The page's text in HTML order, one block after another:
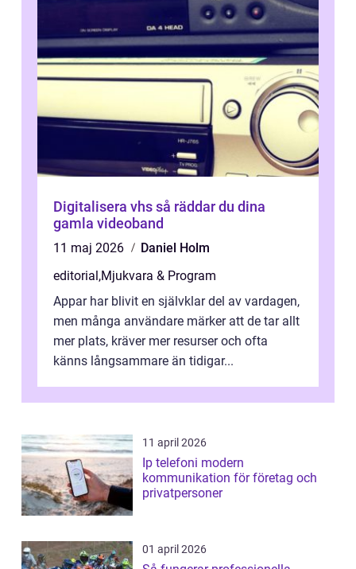
Digitalisera vhs så räddar du dina
gamla videoband
11 maj 2026
Daniel Holm
editorial ,Mjukvara & Program
Appar har blivit en självklar del av vardagen,
men många användare märker att de tar allt
mer plats, kräver mer resurser och ofta
känns långsammare än tidigar...
11 april 2026
Ip telefoni modern
kommunikation för företag och
privatpersoner
01 april 2026